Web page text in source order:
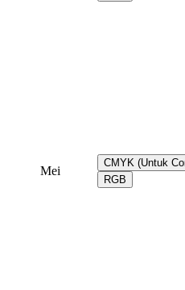
Mei
CMYK (Untuk
RGB